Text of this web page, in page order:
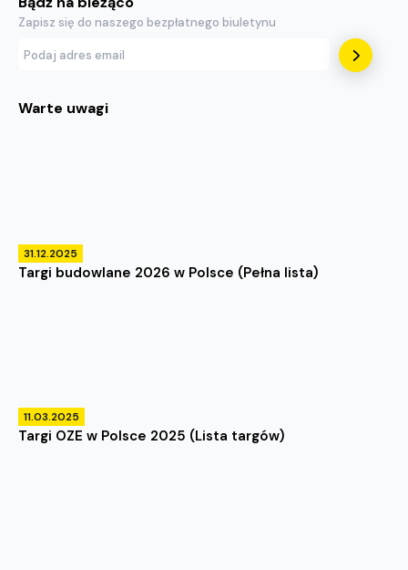
Zapisz się do naszego bezpłatnego biuletynu
Warte uwagi
31.12.2025
Targi budowlane 2026 w Polsce (Pełna lista)
11.03.2025
Targi OZE w Polsce 2025 (Lista targów)